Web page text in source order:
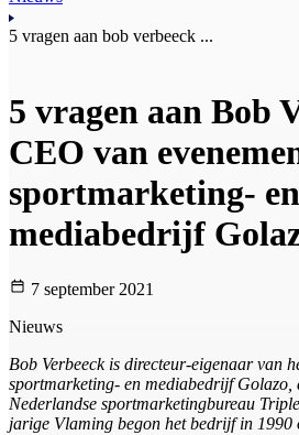
5 vragen aan bob verbeeck ...
5 vragen aan Bob
CEO van
sportmarketing- en
mediabedrijf
7 september 2021
Nieuws
Bob Verbeeck is directeur-eigenaar van
sportmarketing- en mediabedrijf Golazo,
Nederlandse sportmarketingbureau
jarige Vlaming begon het bedrijf in 1990